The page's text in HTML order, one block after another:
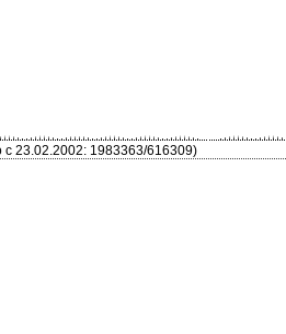
с 23.02.2002: 1983363/616309)